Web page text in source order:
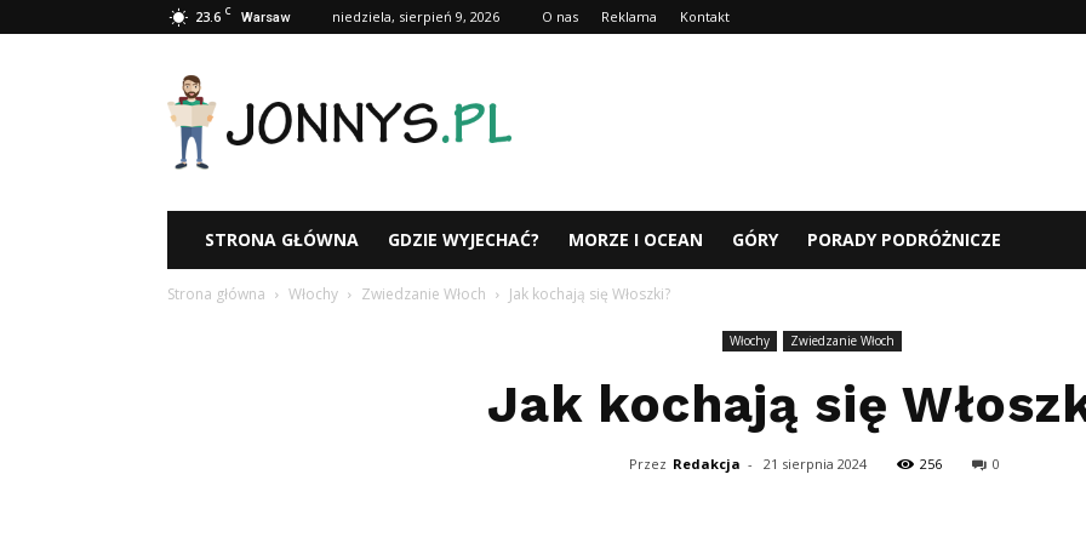
23.6 C Warsaw niedziela, sierpień 9, 2026 O nas Reklama Kontakt
Jonnys.pl
STRONA GŁÓWNA GDZIE WYJECHAĆ? MORZE I OCEAN GÓRY PORADY PODRÓŻNICZE
Strona główna Włochy Zwiedzanie Włoch Jak kochają się Włoszki?
Włochy Zwiedzanie Włoch
Jak kochają się
Przez Redakcja - 21 sierpnia 2024 256 0